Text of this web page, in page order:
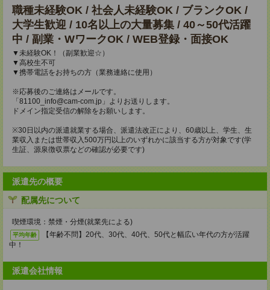
職種未経験OK / 社会人未経験OK / ブランクOK /
大学生歓迎 / 10名以上の大量募集 / 40～50代活躍
中 / 副業・WワークOK / WEB登録・面接OK
▼未経験OK！（副業歓迎☆）
▼高校生不可
▼携帯電話をお持ちの方（業務連絡に使用）
※応募後のご連絡はメールです。
「81100_info@cam-com.jp」よりお送りします。
ドメイン指定受信の解除をお願いします。
※30日以内の派遣就業する場合、派遣法改正により、60歳以上、学生、生
業収入または世帯収入500万円以上のいずれかに該当する方が対象です(学
生証、源泉徴収票などの確認が必要です)
派遣先の概要
配属先について
喫煙環境：禁煙・分煙(就業先による)
平均年齢
【年齢不問】20代、30代、40代、50代と幅広い年代の方が活躍
中！
派遣会社情報